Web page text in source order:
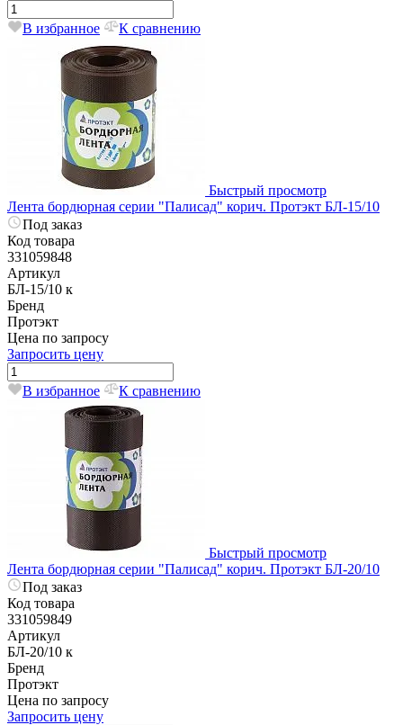
В избранное К сравнению
Быстрый просмотр
Лента бордюрная серии "Палисад" корич. Протэкт БЛ-15/10
Под заказ
Код товара
331059848
Артикул
БЛ-15/10 к
Бренд
Протэкт
Цена по запросу
Запросить цену
В избранное К сравнению
Быстрый просмотр
Лента бордюрная серии "Палисад" корич. Протэкт БЛ-20/10
Под заказ
Код товара
331059849
Артикул
БЛ-20/10 к
Бренд
Протэкт
Цена по запросу
Запросить цену